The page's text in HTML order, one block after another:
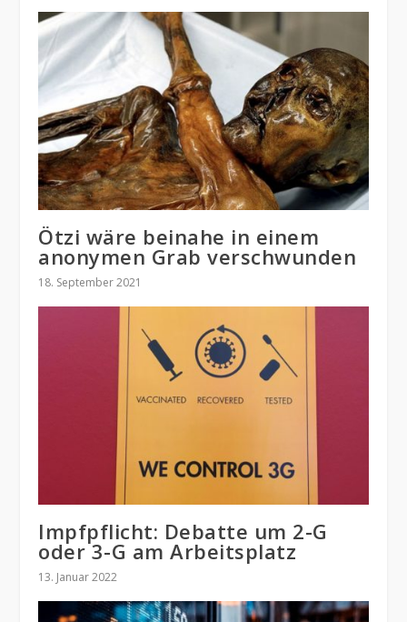
Ötzi wäre beinahe in einem
anonymen Grab verschwunden
18. September 2021
Impfpflicht: Debatte um 2-G
oder 3-G am Arbeitsplatz
13. Januar 2022